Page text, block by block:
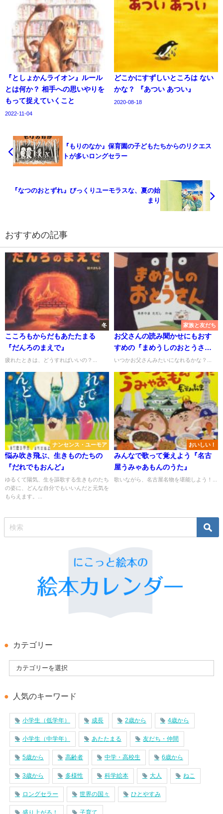
『としょかんライオン』ルール
とは何か？ 相手への思いやりを
もって捉えていくこと
2022-11-04
どこかにすずしいところは ない
かな？ 『あつい あつい』
2020-08-18
『もりのなか』保育園の子どもたちからのリクエス
トが多いロングセラー
『なつのおとずれ』びっくりユーモラスな、夏の始
まり
おすすめの記事
冬
こころもからだもあたたまる
『だんろのまえで』
疲れたときは、どうすればいいの？...
家族と友だち
お父さんの読み聞かせにもおす
すめの『まめうしのおとうさ
ん』
いつかお父さんみたいになれるかな？...
ナンセンス・ユーモア
悩み吹き飛ぶ、生きものたちの
『だれでもおんど』
ゆるくて陽気、生を謳歌する生きものたち
の姿に、どんな自分でもいいんだと元気を
もらえます。...
おいしい！
みんなで歌って覚えよう『名古
屋うみゃあもんのうた』
歌いながら、名古屋名物を堪能しよう！...
カテゴリー
人気のキーワード
小学生（低学年） 成長 2歳から 4歳から
小学生（中学年） あたたまる 友だち・仲間
5歳から 高齢者 中学・高校生 6歳から
3歳から 多様性 科学絵本 大人 ねこ
ロングセラー 世界の国々 ひとやすみ
盛り上がる！ 子育て